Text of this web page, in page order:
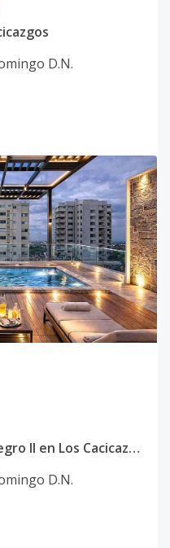
D.N.
Proyecto familiar Montenegro II en Los Cacicazgos.
D.N.